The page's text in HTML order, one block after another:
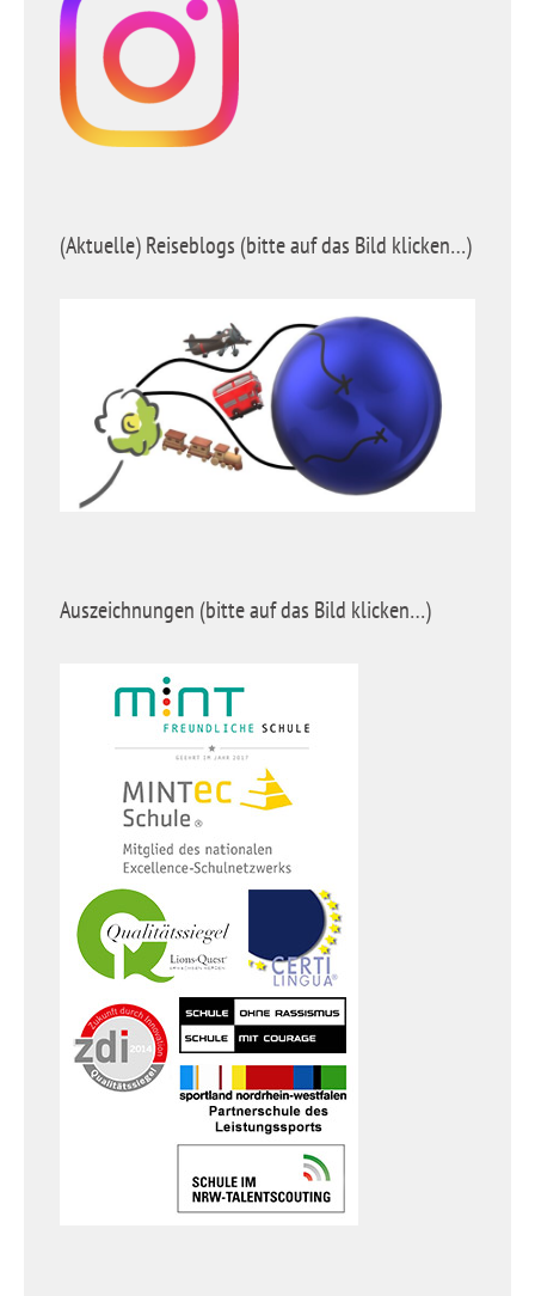
(Aktuelle) Reiseblogs (bitte auf das Bild klicken…)
Auszeichnungen (bitte auf das Bild klicken…)